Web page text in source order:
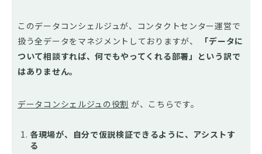
このデータコンシェルジュが、コンタクトセンター運営で
扱う全データをマネジメントしておりますが、
「データに
ついて相談すれば、何でもやってくれる部署」という訳で
はありません。
データコンシェルジュの役割 が、こちらです。
各現場が、自分で仮説検証できるように、アシストす
る